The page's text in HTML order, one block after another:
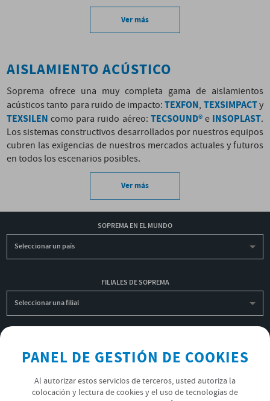
Ver más
AISLAMIENTO ACÚSTICO
Soprema ofrece una muy completa gama de aislamientos
acústicos tanto para ruido de impacto:TEXFON, TEXSIMPACTy
TEXSILEN como para ruido aéreo: TECSOUND®e INSOPLAST.
Los sistemas constructivos desarrollados por nuestros equipos
cubren las exigencias de nuestros mercados actuales y futuros
en todos los escenarios posibles.
Ver más
SOPREMA EN EL MUNDO
Seleccionar un país
FILIALES DE SOPREMA
Seleccionar una filial
OK
PANEL DE GESTIÓN DE COOKIES
Al autorizar estos servicios de terceros, usted autoriza la
colocación y lectura de cookies y el uso de tecnologías de